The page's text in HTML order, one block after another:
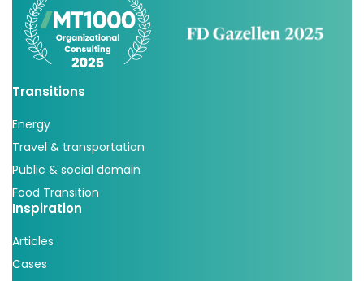
Transitions
Energy
Travel & transportation
Public & social domain
Food Transition
Inspiration
Articles
Cases